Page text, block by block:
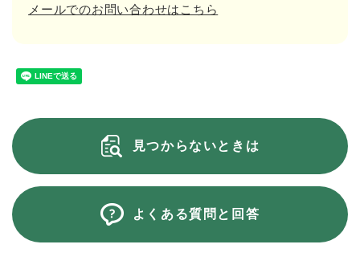
メールでのお問い合わせはこちら
見つからないときは
よくある質問と回答